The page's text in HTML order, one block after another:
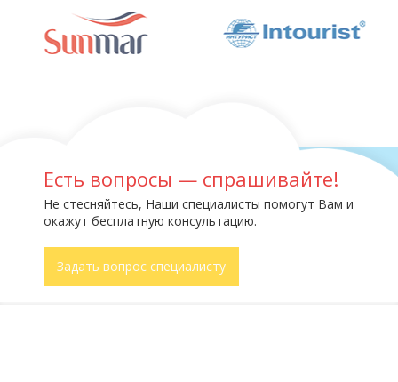
Есть вопросы — спрашивайте!
Не стесняйтесь, Наши специалисты помогут Вам и
окажут бесплатную консультацию.
Задать вопрос специалисту